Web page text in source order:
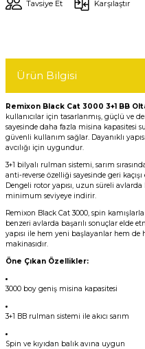
Tavsiye Et Karşılaştır
Ürün Bilgisi
Remixon Black Cat 3000 3+1 BB
kullanıcılar için tasarlanmış, güçlü ve
sayesinde daha fazla misina kapasitesi
güvenli kullanım sağlar. Dayanıklı
avcılığı için uygundur.
3+1 bilyalı rulman sistemi, sarım
anti-reverse özelliği sayesinde geri
Dengeli rotor yapısı, uzun süreli
minimum seviyeye indirir.
Remixon Black Cat 3000, spin
benzeri avlarda başarılı sonuçlar elde
yapısı ile hem yeni başlayanlar hem de
makinasıdır.
Öne Çıkan Özellikler:
3000 boy geniş misina kapasitesi
3+1 BB rulman sistemi ile akıcı sarım
Spin ve kıyıdan balık avına uygun